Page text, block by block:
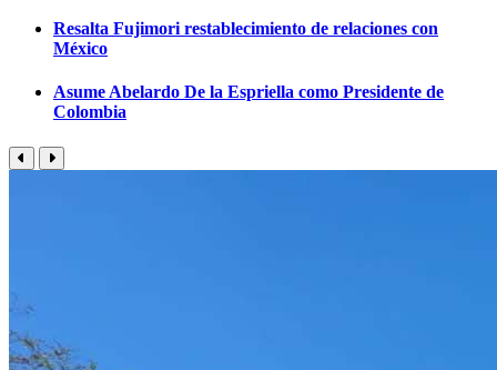
Resalta Fujimori restablecimiento de relaciones con
México
Asume Abelardo De la Espriella como Presidente de
Colombia